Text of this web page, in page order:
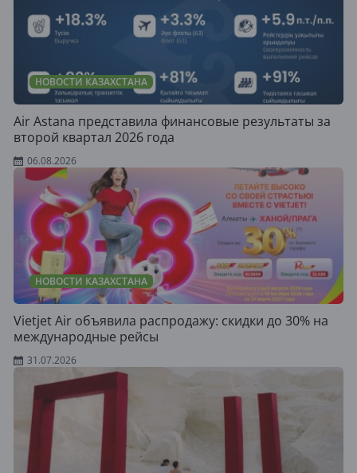
НОВОСТИ КАЗАХСТАНА
Air Astana представила финансовые результаты за
второй квартал 2026 года
06.08.2026
НОВОСТИ КАЗАХСТАНА
Vietjet Air объявила распродажу: скидки до 30% на
международные рейсы
31.07.2026